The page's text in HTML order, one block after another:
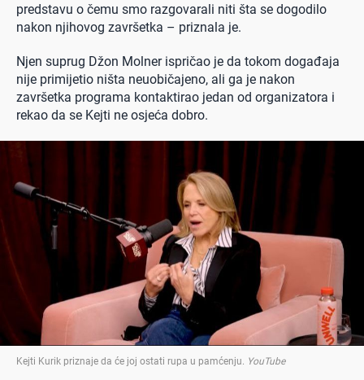
predstavu o čemu smo razgovarali niti šta se dogodilo
nakon njihovog završetka – priznala je.
Njen suprug Džon Molner ispričao je da tokom događaja
nije primijetio ništa neuobičajeno, ali ga je nakon
završetka programa kontaktirao jedan od organizatora i
rekao da se Kejti ne osjeća dobro.
Kejti Kurik priznaje da će joj ostati rupa u pamćenju. YouTube